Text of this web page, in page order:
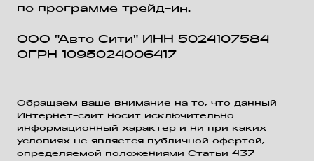
по программе трейд-ин.
ООО "Авто Сити" ИНН 5024107584
ОГРН 1095024006417
Обращаем ваше внимание на то, что данный
Интернет-сайт носит исключительно
информационный характер и ни при каких
условиях не является публичной офертой,
определяемой положениями Статьи 437